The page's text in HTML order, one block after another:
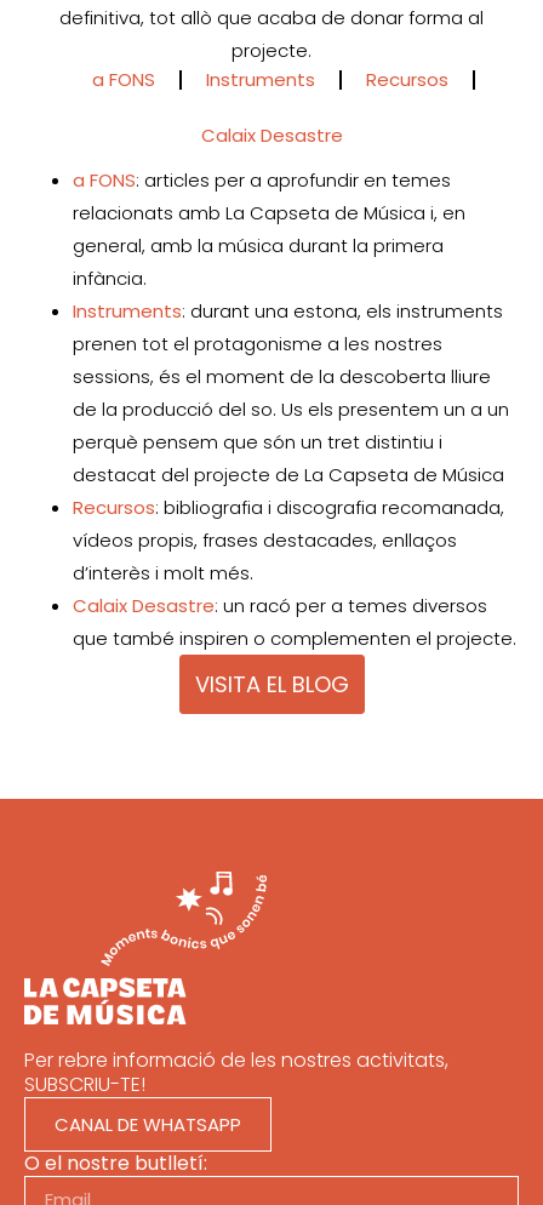
definitiva, tot allò que acaba de donar forma al
projecte.
a FONS
Instruments Recursos
Calaix Desastre
a FONS: articles per a aprofundir en temes
relacionats amb La Capseta de Música i, en
general, amb la música durant la primera
infància.
Instruments: durant una estona, els instruments
prenen tot el protagonisme a les nostres
sessions, és el moment de la descoberta lliure
de la producció del so. Us els presentem un a un
perquè pensem que són un tret distintiu i
destacat del projecte de La Capseta de Música
Recursos: bibliografia i discografia recomanada,
vídeos propis, frases destacades, enllaços
d’interès i molt més.
Calaix Desastre: un racó per a temes diversos
que també inspiren o complementen el projecte.
VISITA EL BLOG
Per rebre informació de les nostres activitats,
SUBSCRIU-TE!
CANAL DE WHATSAPP
O el nostre butlletí: